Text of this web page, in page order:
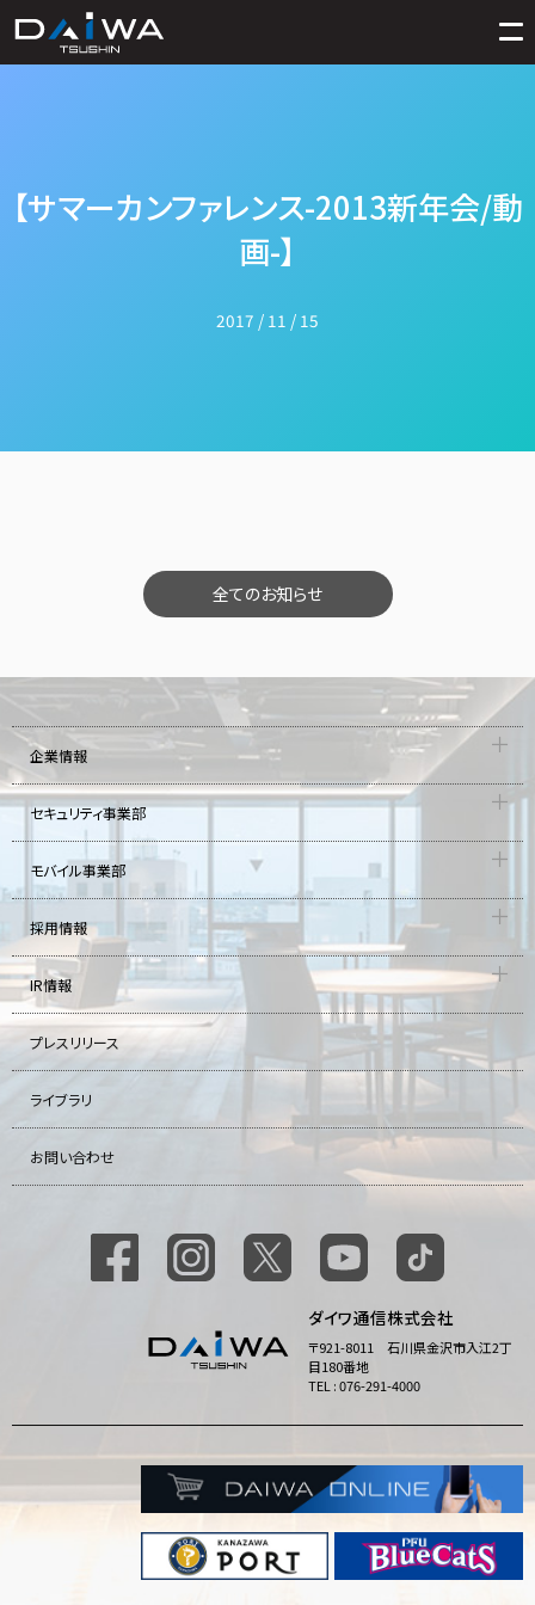
【サマーカンファレンス-2013新年会/動
画-】
2017 / 11 / 15
全てのお知らせ
企業情報
セキュリティ事業部
モバイル事業部
採用情報
IR情報
プレスリリース
ライブラリ
お問い合わせ
ダイワ通信株式会社
〒921-8011 石川県金沢市入江2丁
目180番地
TEL : 076-291-4000